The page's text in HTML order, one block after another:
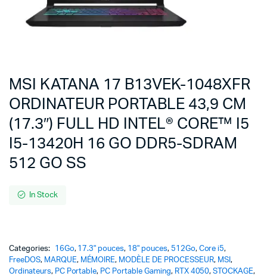
MSI KATANA 17 B13VEK-1048XFR
ORDINATEUR PORTABLE 43,9 CM
(17.3″) FULL HD INTEL® CORE™ I5
I5-13420H 16 GO DDR5-SDRAM
512 GO SS
In Stock
Categories: 16Go, 17.3" pouces, 18" pouces, 512Go, Core i5,
FreeDOS, MARQUE, MÉMOIRE, MODÈLE DE PROCESSEUR, MSI ,
Ordinateurs, PC Portable, PC Portable Gaming, RTX 4050,STOCKAGE,